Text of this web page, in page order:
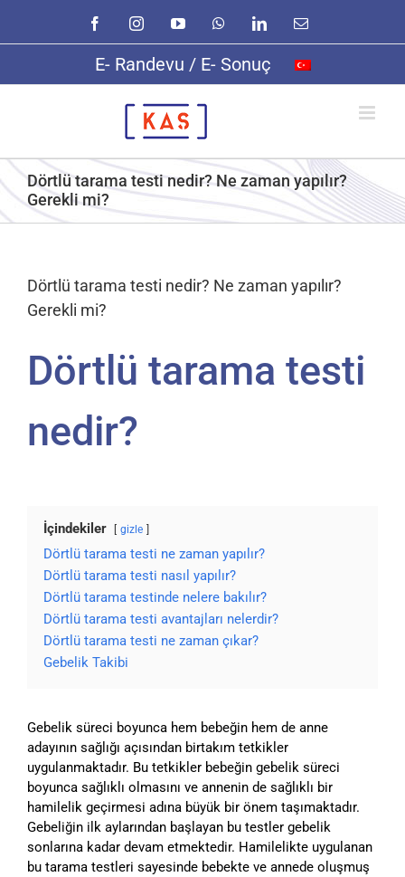
content
FacebookInstagramYouTubeWhatsAppLinkedInE-
E- Randevu / E- Sonuç
Dörtlü tarama testi nedir? Ne zaman yapılır?
Gerekli mi?
Dörtlü tarama testi nedir? Ne zaman yapılır?
Gerekli mi?
Dörtlü tarama testi
nedir?
İçindekiler gizle
Dörtlü tarama testi ne zaman yapılır?
Dörtlü tarama testi nasıl yapılır?
Dörtlü tarama testinde nelere bakılır?
Dörtlü tarama testi avantajları nelerdir?
Dörtlü tarama testi ne zaman çıkar?
Gebelik Takibi
Gebelik süreci boyunca hem bebeğin hem de anne
adayının sağlığı açısından birtakım tetkikler
uygulanmaktadır. Bu tetkikler bebeğin gebelik süreci
boyunca sağlıklı olmasını ve annenin de sağlıklı bir
hamilelik geçirmesi adına büyük bir önem taşımaktadır.
Gebeliğin ilk aylarından başlayan bu testler gebelik
sonlarına kadar devam etmektedir. Hamilelikte uygulanan
bu tarama testleri sayesinde bebekte ve annede oluşmuş